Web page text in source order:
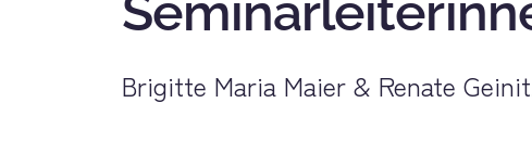
Brigitte Maria Maier & Renate